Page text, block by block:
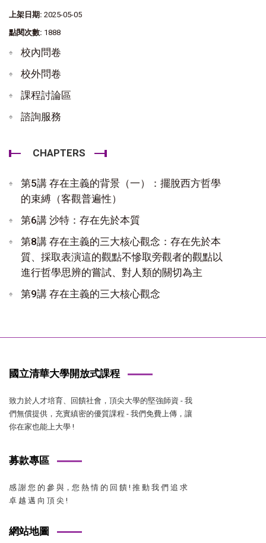
上架日期: 2025-05-05
點閱次數: 1888
校內問卷
校外問卷
課程討論區
諮詢服務
CHAPTERS
第5講 存在主義的背景（一）：擺脫西方哲學
的束縛（客觀普遍性）
第6講 沙特：存在先於本質
第8講 存在主義的三大核心觀念：存在先於本
質、採取表演這的觀點不慘取旁觀者的觀點以
進行哲學思辨的嘗試、對人類的關切為主
第9講 存在主義的三大核心觀念
國立清華大學開放式課程
致力於人才培育、回饋社會，頂尖大學的堅強師資 - 我
們無償提供，充實縝密的優質課程 - 我們免費上傳，讓
你在家也能上大學 !
募款專區
感 謝 您 的 參 與，您 熱 情 的 回 饋 ! 推 動 我 們 追 求
卓 越 邁 向 頂 尖 !
網站地圖